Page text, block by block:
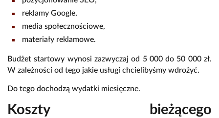
reklamy Google,
media społecznościowe,
materiały reklamowe.
Budżet startowy wynosi zazwyczaj od 5 000 do 50 000 zł.
W zależności od tego jakie usługi chcielibyśmy wdrożyć.
Do tego dochodzą wydatki miesięczne.
Koszty bieżącego